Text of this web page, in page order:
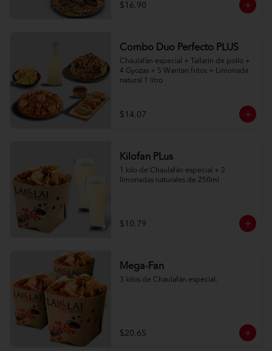
$16.90
Combo Duo Perfecto PLUS
Chaulafán especial + Tallarín de pollo +
4 Gyozas + 5 Wantan fritos + Limonada
natural 1 litro
$14.07
Kilofan PLus
1 kilo de Chaulafán especial + 2
limonadas naturales de 250ml
$10.79
Mega-Fan
3 kilos de Chaulafán especial.
$20.65